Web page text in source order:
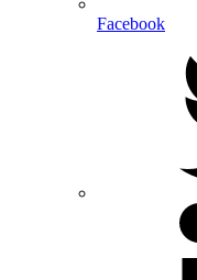
Facebook